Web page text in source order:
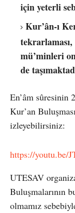
için yeterli
Kur’ân-ı
mü’minleri
de
En’âm sûresinin
Kur’an
izleyebilirsiniz:
https://youtu.be/
UTESAV
Buluşmalarının
olmamız